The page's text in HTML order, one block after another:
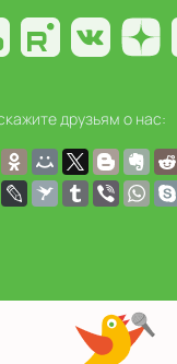
друзьям о нас: